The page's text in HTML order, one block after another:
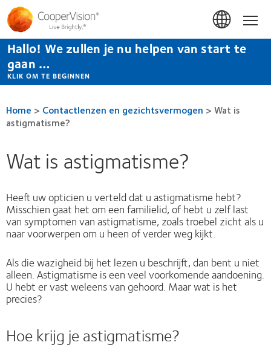
Overslaan
en
naar
de
inhoud
gaan
Hallo! We zullen je nu helpen van start te
gaan …
KLIK OM TE BEGINNEN
Home > Contactlenzen en gezichtsvermogen > Wat is
astigmatisme?
Wat is astigmatisme?
Heeft uw opticien u verteld dat u astigmatisme hebt?
Misschien gaat het om een familielid, of hebt u zelf last
van symptomen van astigmatisme, zoals troebel zicht als u
naar voorwerpen om u heen of verder weg kijkt.
Als die wazigheid bij het lezen u beschrijft, dan bent u niet
alleen. Astigmatisme is een veel voorkomende aandoening.
U hebt er vast weleens van gehoord. Maar wat is het
precies?
Hoe krijg je astigmatisme?